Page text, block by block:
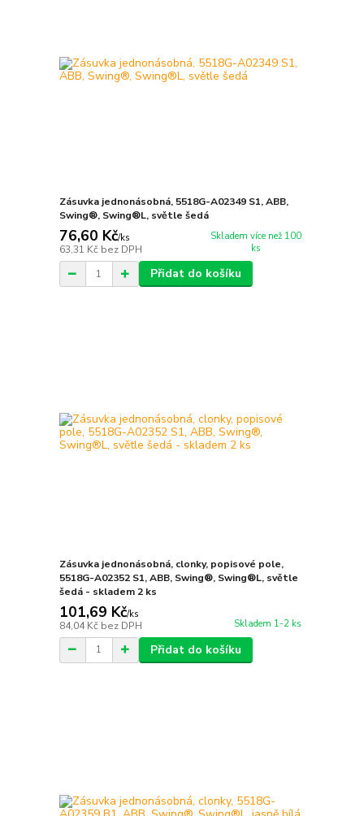
Zásuvka jednonásobná, 5518G-A02349 S1, ABB,
Swing®, Swing®L, světle šedá
76,60 Kč/ks
63,31 Kč bez DPH
Skladem více než 100
ks
Přidat do košíku
Zásuvka jednonásobná, clonky, popisové pole,
5518G-A02352 S1, ABB, Swing®, Swing®L, světle
šedá - skladem 2 ks
101,69 Kč/ks
84,04 Kč bez DPH Skladem 1-2 ks
Přidat do košíku